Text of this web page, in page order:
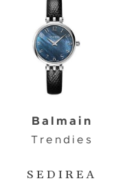
SEDIREA
Balmain
Trendies